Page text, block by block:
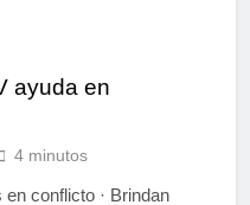
ayuda en
4 minutos
conflicto · Brindan